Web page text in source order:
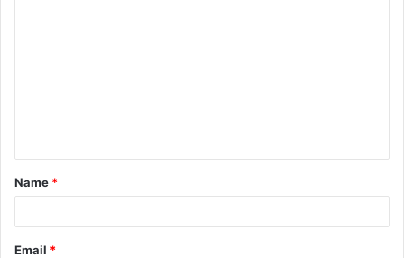
t
*
Name *
Email *